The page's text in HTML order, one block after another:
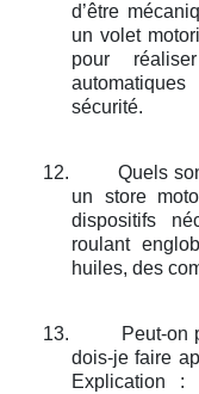
d’être
un volet
pour
sécurité.
12.
Quels
un store
dispositifs
roulant
huiles, des
13.
Peut-on
dois-je faire
Explication :